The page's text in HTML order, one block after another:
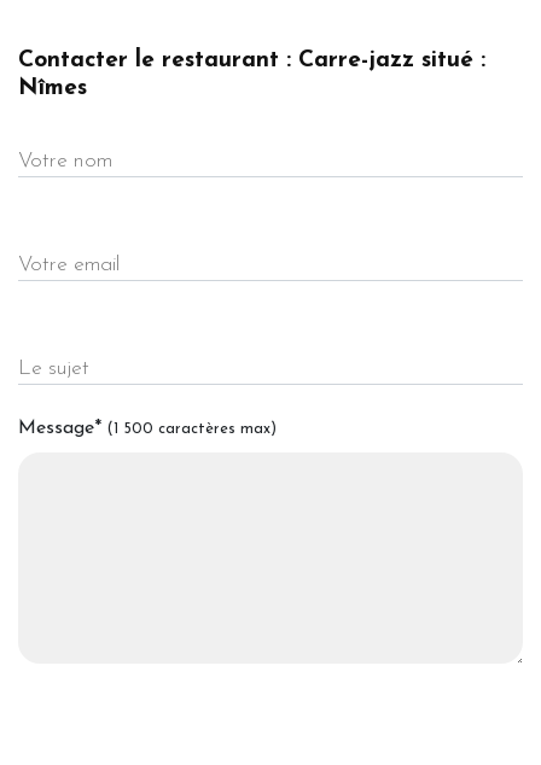
Contacter le restaurant : Carre-jazz situé :
Nîmes
Votre nom
Votre email
Le sujet
Message* (1 500 caractères max)